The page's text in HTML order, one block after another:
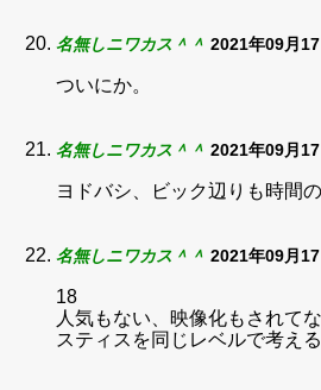
名無しニワカス＾＾ 2021年09月
ついにか。
名無しニワカス＾＾ 2021年09月
ヨドバシ、ビック辺りも時間の
名無しニワカス＾＾ 2021年09月
18
人気もない、映像化もされて
スティスを同じレベルで考え